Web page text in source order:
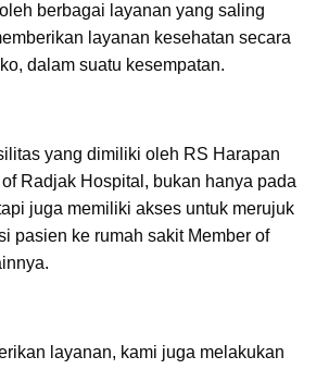
berbagai layanan yang saling
layanan kesehatan secara
dalam suatu kesempatan.
yang dimiliki oleh RS Harapan
Radjak Hospital, bukan hanya pada
juga memiliki akses untuk merujuk
pasien ke rumah sakit Member of
layanan, kami juga melakukan